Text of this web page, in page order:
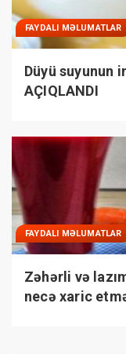
FAYDALI MƏLUMATLAR
Düyü suyunun
AÇIQLANDI
FAYDALI MƏLUMATLAR
Zəhərli və
necə xaric